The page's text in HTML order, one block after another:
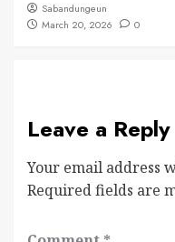
Sabandungeun
March 20, 2026
0
Leave a Reply
Your email address
Required fields are